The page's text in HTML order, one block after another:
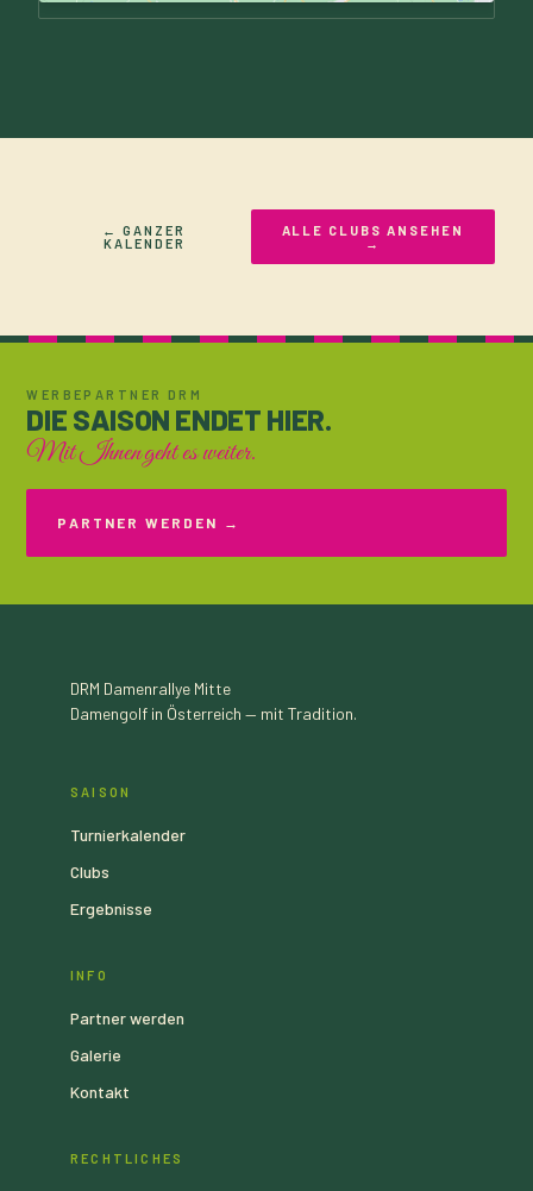
← GANZER
KALENDER
ALLE CLUBS ANSEHEN
→
WERBEPARTNER DRM
DIE SAISON ENDET HIER.
Mit Ihnen geht es weiter.
PARTNER WERDEN →
DRM Damenrallye Mitte
Damengolf in Österreich — mit Tradition.
SAISON
Turnierkalender
Clubs
Ergebnisse
INFO
Partner werden
Galerie
Kontakt
RECHTLICHES